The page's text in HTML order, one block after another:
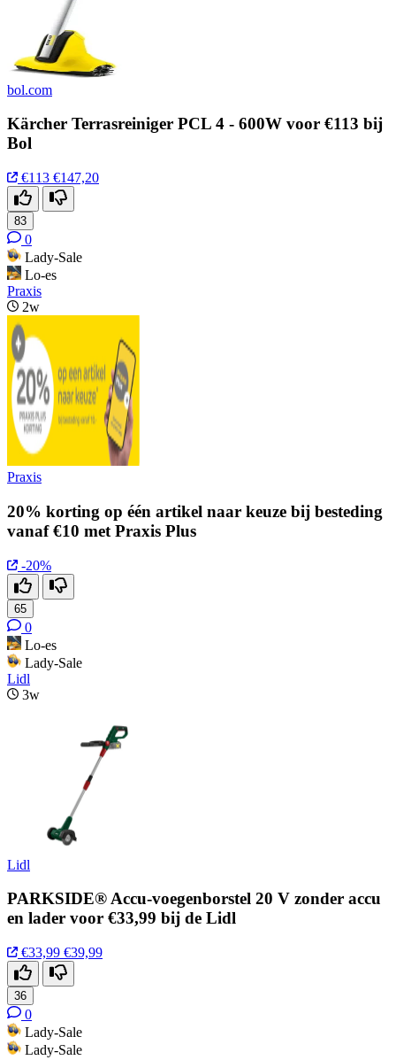
bol.com
Kärcher Terrasreiniger PCL 4 - 600W voor €113 bij
Bol
€113 €147,20
83
0
Lady-Sale
Lo-es
Praxis
2w
Praxis
20% korting op één artikel naar keuze bij besteding
vanaf €10 met Praxis Plus
-20%
65
0
Lo-es
Lady-Sale
Lidl
3w
Lidl
PARKSIDE® Accu-voegenborstel 20 V zonder accu
en lader voor €33,99 bij de Lidl
€33,99 €39,99
36
0
Lady-Sale
Lady-Sale